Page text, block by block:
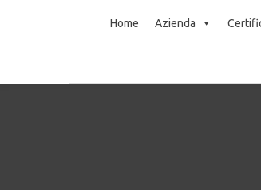
Home Azienda